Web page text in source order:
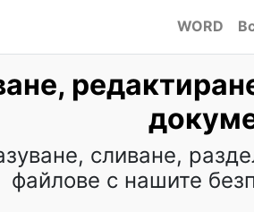
WORD
сливане,
файлове с нашите